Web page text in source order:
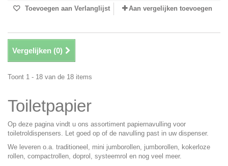
Toevoegen aan Verlanglijst Aan vergelijken toevoegen
Vergelijken (0)
Toont 1 - 18 van de 18 items
Toiletpapier
Op deze pagina vindt u ons assortiment papiernavulling voor
toiletroldispensers. Let goed op of de navulling past in uw dispenser.
We leveren o.a. traditioneel, mini jumborollen, jumborollen, kokerloze
rollen, compactrollen, doprol, systeemrol en nog veel meer.